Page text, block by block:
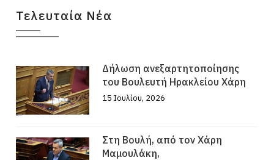
Τελευταία Νέα
Δήλωση ανεξαρτητοποίησης
του Βουλευτή Ηρακλείου Χάρη
15 Ιουλίου, 2026
Στη Βουλή, από τον Χάρη
Μαμουλάκη,